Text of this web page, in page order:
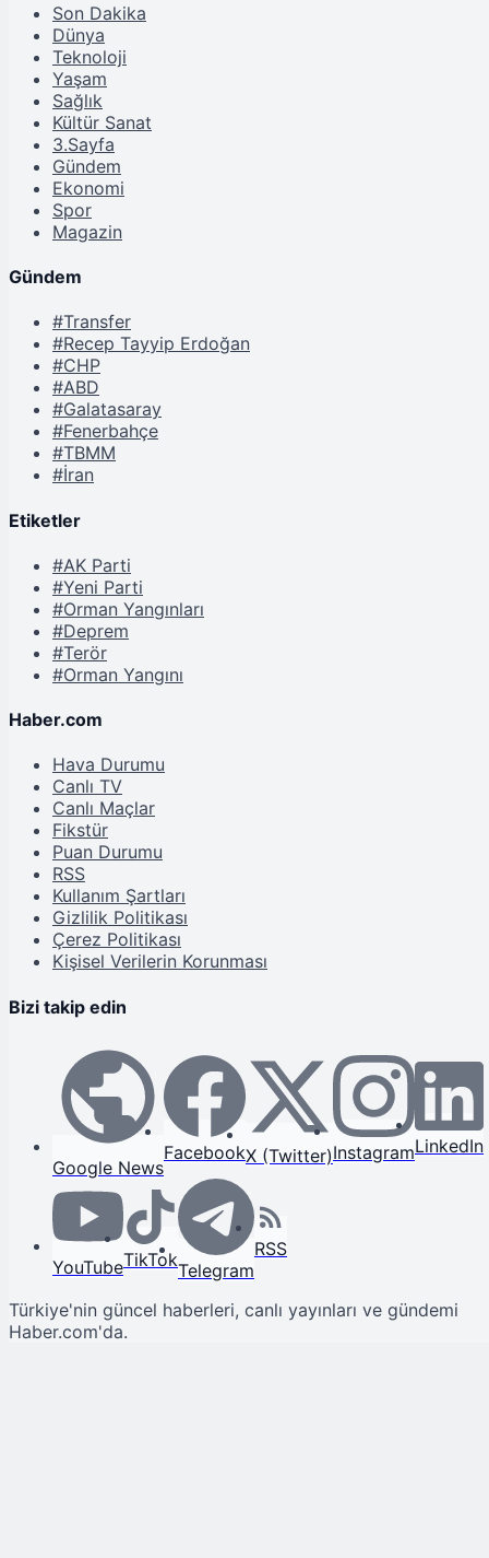
Son Dakika
Dünya
Teknoloji
Yaşam
Sağlık
Kültür Sanat
3.Sayfa
Gündem
Ekonomi
Spor
Magazin
Gündem
#Transfer
#Recep Tayyip Erdoğan
#CHP
#ABD
#Galatasaray
#Fenerbahçe
#TBMM
#İran
Etiketler
#AK Parti
#Yeni Parti
#Orman Yangınları
#Deprem
#Terör
#Orman Yangını
Haber.com
Hava Durumu
Canlı TV
Canlı Maçlar
Fikstür
Puan Durumu
RSS
Kullanım Şartları
Gizlilik Politikası
Çerez Politikası
Kişisel Verilerin Korunması
Bizi takip edin
Google News
FacebookX (Twitter)InstagramLinkedIn
YouTubeTikTokTelegram
RSS
Türkiye'nin güncel haberleri, canlı yayınları ve gündemi
Haber.com'da.